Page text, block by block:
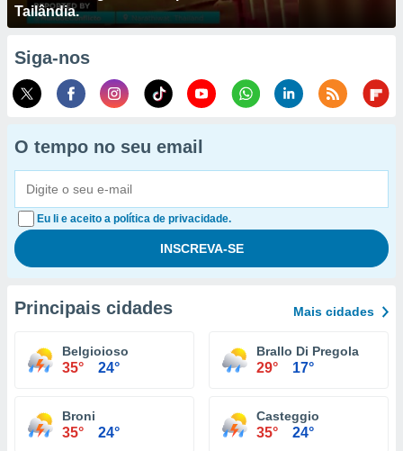
Tailândia.
Siga-nos
O tempo no seu email
Eu li e aceito a política de privacidade.
Principais cidades Mais cidades
Belgioioso
35° 24°
Brallo Di Pregola
29° 17°
Broni
35° 24°
Casteggio
35° 24°